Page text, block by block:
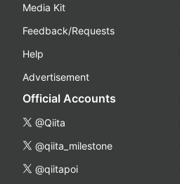
Media Kit
Feedback/Requests
Help
Advertisement
Official Accounts
@Qiita
@qiita_milestone
@qiitapoi